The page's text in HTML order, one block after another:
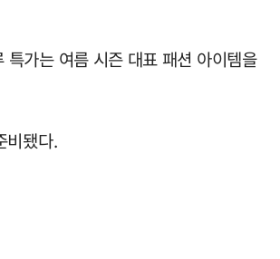
가는 여름 시즌 대표 패션 아이템을
비됐다.